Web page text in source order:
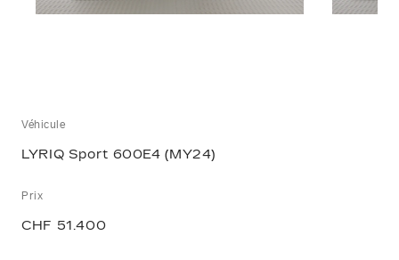
Véhicule
LYRIQ Sport 600E4 (MY24)
Prix
CHF 51.400